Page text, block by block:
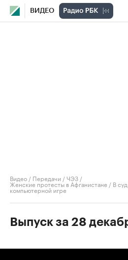
ВИДЕО
Видео / Передачи /ЧЭЗ /
Женские протесты в Афганистане / В
компьютерной игре
Выпуск за 28